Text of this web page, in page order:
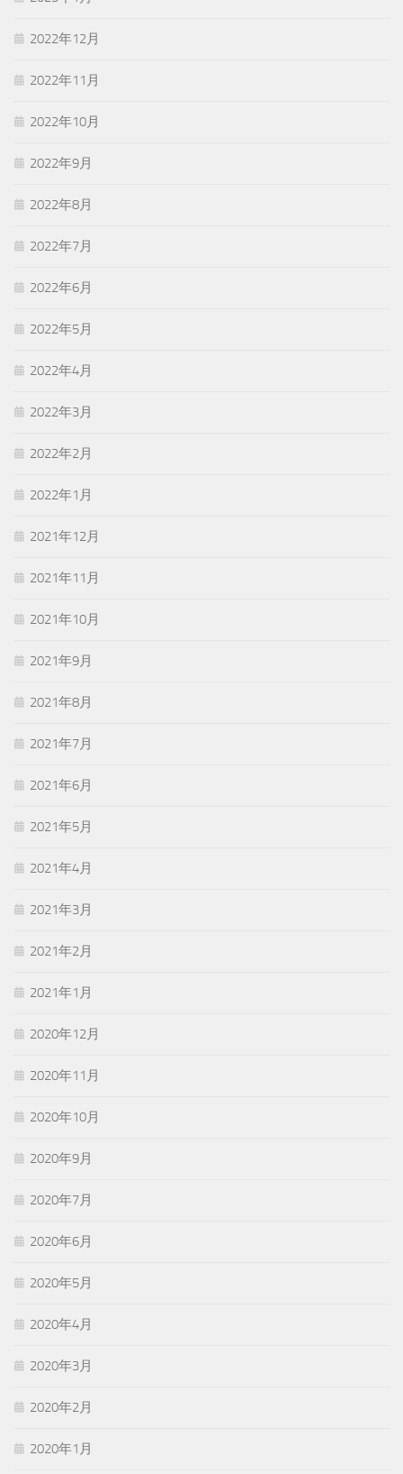
2022年12月
2022年11月
2022年10月
2022年9月
2022年8月
2022年7月
2022年6月
2022年5月
2022年4月
2022年3月
2022年2月
2022年1月
2021年12月
2021年11月
2021年10月
2021年9月
2021年8月
2021年7月
2021年6月
2021年5月
2021年4月
2021年3月
2021年2月
2021年1月
2020年12月
2020年11月
2020年10月
2020年9月
2020年7月
2020年6月
2020年5月
2020年4月
2020年3月
2020年2月
2020年1月